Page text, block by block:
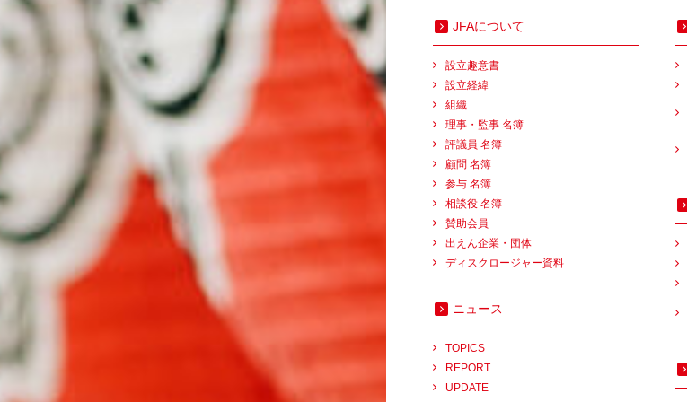
JFAについて
設立趣意書
設立経緯
組織
理事・監事 名簿
評議員 名簿
顧問 名簿
参与 名簿
相談役 名簿
賛助会員
出えん企業・団体
ディスクロージャー資料
ニュース
TOPICS
REPORT
UPDATE